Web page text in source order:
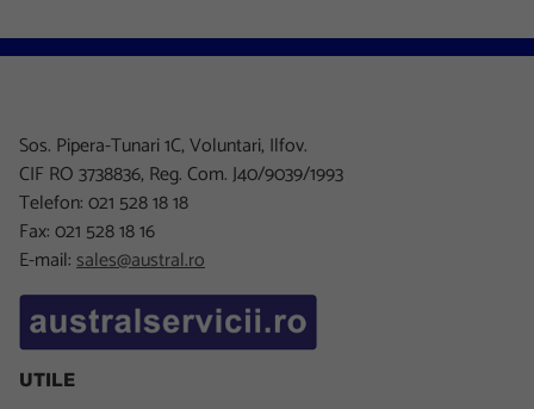
Sos. Pipera-Tunari 1C, Voluntari, Ilfov.
CIF RO 3738836, Reg. Com. J40/9039/1993
Telefon: 021 528 18 18
Fax: 021 528 18 16
E-mail:sales@austral.ro
UTILE